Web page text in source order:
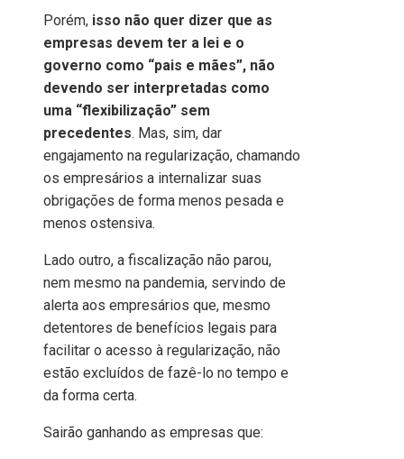
Porém, isso não quer dizer que as
empresas devem ter a lei e o
governo como “pais e mães”, não
devendo ser interpretadas como
uma “flexibilização” sem
precedentes. Mas, sim, dar
engajamento na regularização, chamando
os empresários a internalizar suas
obrigações de forma menos pesada e
menos ostensiva.
Lado outro, a fiscalização não parou,
nem mesmo na pandemia, servindo de
alerta aos empresários que, mesmo
detentores de benefícios legais para
facilitar o acesso à regularização, não
estão excluídos de fazê-lo no tempo e
da forma certa.
Sairão ganhando as empresas que: